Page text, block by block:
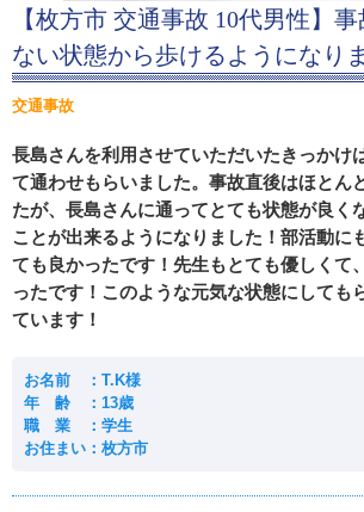
【枚方市 交通事故 10代男性】
ない状態から歩けるようになり
交通事故
長島さんを利用させていただいたきっかけ
て通わせもらいました。事故直後はほとん
たが、長島さんに通ってとても状態が良く
ことが出来るようになりました！部活動に
ても良かったです！先生もとても優しくて
ったです！このような元気な状態にしても
ています！
お名前 ：T.K様
年 齢 ：13歳
職 業 ：学生
お住まい：枚方市